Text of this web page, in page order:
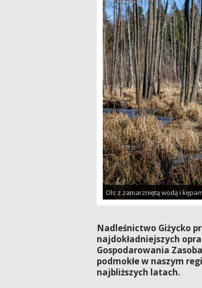
Ols z zamarzniętą wodą i
Nadleśnictwo Giżycko
najdokładniejszych
Gospodarowania
podmokłe w naszym
najbliższych latach.